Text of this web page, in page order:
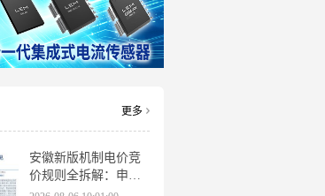
更多
安徽新版机制电价竞
价规则全拆解：申报
条件、保函罚则、出